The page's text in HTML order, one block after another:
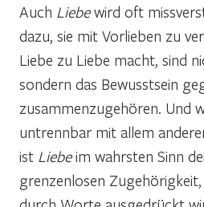
Auch Liebewird oft
dazu, sie mit Vorlieben zu
Liebe zu Liebe macht, sind
sondern das Bewusstsein
zusammenzugehören. Und
untrennbar mit allem
ist Liebeim wahrsten Sinn
grenzenlosen